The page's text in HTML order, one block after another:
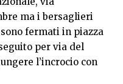
ma i bersaglieri
fermati in piazza
per via del
l’incrocio con